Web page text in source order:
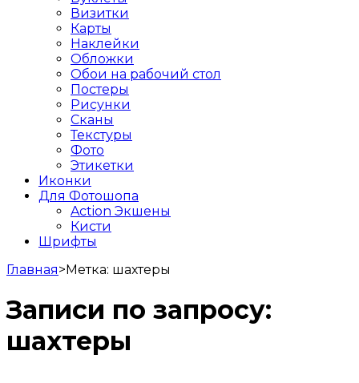
Визитки
Карты
Наклейки
Обложки
Обои на рабочий стол
Постеры
Рисунки
Сканы
Текстуры
Фото
Этикетки
Иконки
Для Фотошопа
Action Экшены
Кисти
Шрифты
Главная>Метка: шахтеры
Записи по запросу:
шахтеры